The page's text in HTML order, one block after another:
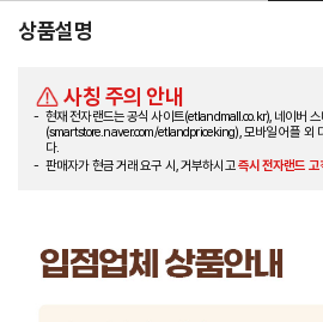
상품설명
사칭 주의 안내
현재 전자랜드는 공식 사이트(etlandmall.co.kr), 네이버 스
(smartstore.naver.com/etlandpriceking), 모바일 어플 외
다.
판매자가 현금 거래 요구 시, 거부하시고즉시 전자랜드